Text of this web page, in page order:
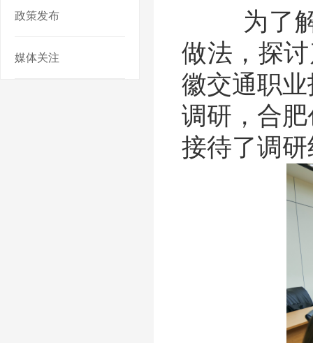
政策发布
媒体关注
为了解
做法，探
徽交通职
调研，合
接待了调